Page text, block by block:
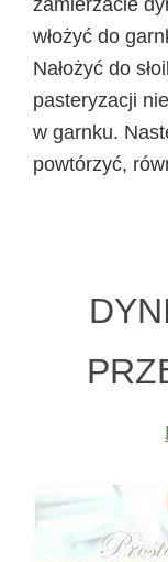
zamierzacie
włożyć do
Nałożyć do
pasteryzacji
w garnku.
powtórzyć,